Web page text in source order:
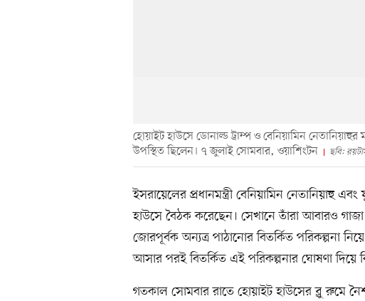
হোয়াইট হাউসে ডোনাল্ড ট্রাম্প ও বেনিয়ামিন
উপস্থিত ছিলেন। ৭ জুলাই সোমবার, ওয়াশিংটন
ছবি:
ইসরায়েলের প্রধানমন্ত্রী বেনিয়ামিন নেতানিয়াহু এবং
হাউসে বৈঠক করেছেন। সেখানে তাঁরা আবারও
জোরপূর্বক অন্যত্র পাঠানোর বিতর্কিত পরিকল্পনা
আসার পরই বিতর্কিত এই পরিকল্পনার ঘোষণা দিয়ে
গতকাল সোমবার রাতে হোয়াইট হাউসের ব্লু রুমে